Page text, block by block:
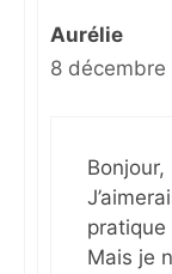
Aurélie
8 décembre
Bonjour,
pratique
Mais je